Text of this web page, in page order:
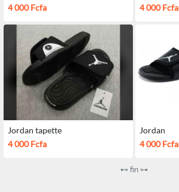
4 000 Fcfa
4 000 Fcfa
Jordan tapette
4 000 Fcfa
Jordan
4 000 Fcfa
⊷ fin ⊶